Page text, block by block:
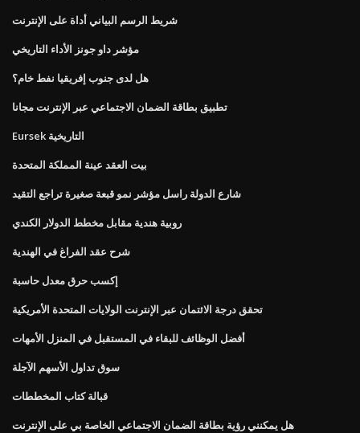
شريط الرسم البياني أداة على الإنترنت
مؤشر داو جونز الأداء التاريخي
هل لدى جنوب إفريقيا نفط خام؟
تطبيق بطاقة الضمان الاجتماعي عبر الإنترنت مجانا
Eursek التاريخية
بيت العقد عينة المملكة المتحدة
شارع الدولة راسل مؤشر نمو قبعة صغيرة تراجع التقيد
روبية هندية مقابل مخطط الدولار الكندي
شرح عقد الفراغ في الهندية
إكسب حرق معدل حاسبة
تحقق درجة الائتمان عبر الإنترنت الولايات المتحدة الأمريكية
أفضل الوظائف للبقاء في المستقبل في المنزل الأمهات
سوق تداول الأسهم الآجلة
قبالة كتاب المخططات
هل يمكنني رؤية بطاقة الضمان الاجتماعي الخاصة بي على الإنترنت